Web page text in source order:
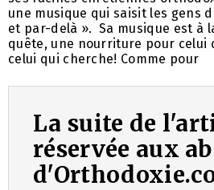
une musique qui saisit les gens
et par-delà ». Sa musique est à
quête, une nourriture pour celui
celui qui cherche! Comme pour
La suite de
réservée aux